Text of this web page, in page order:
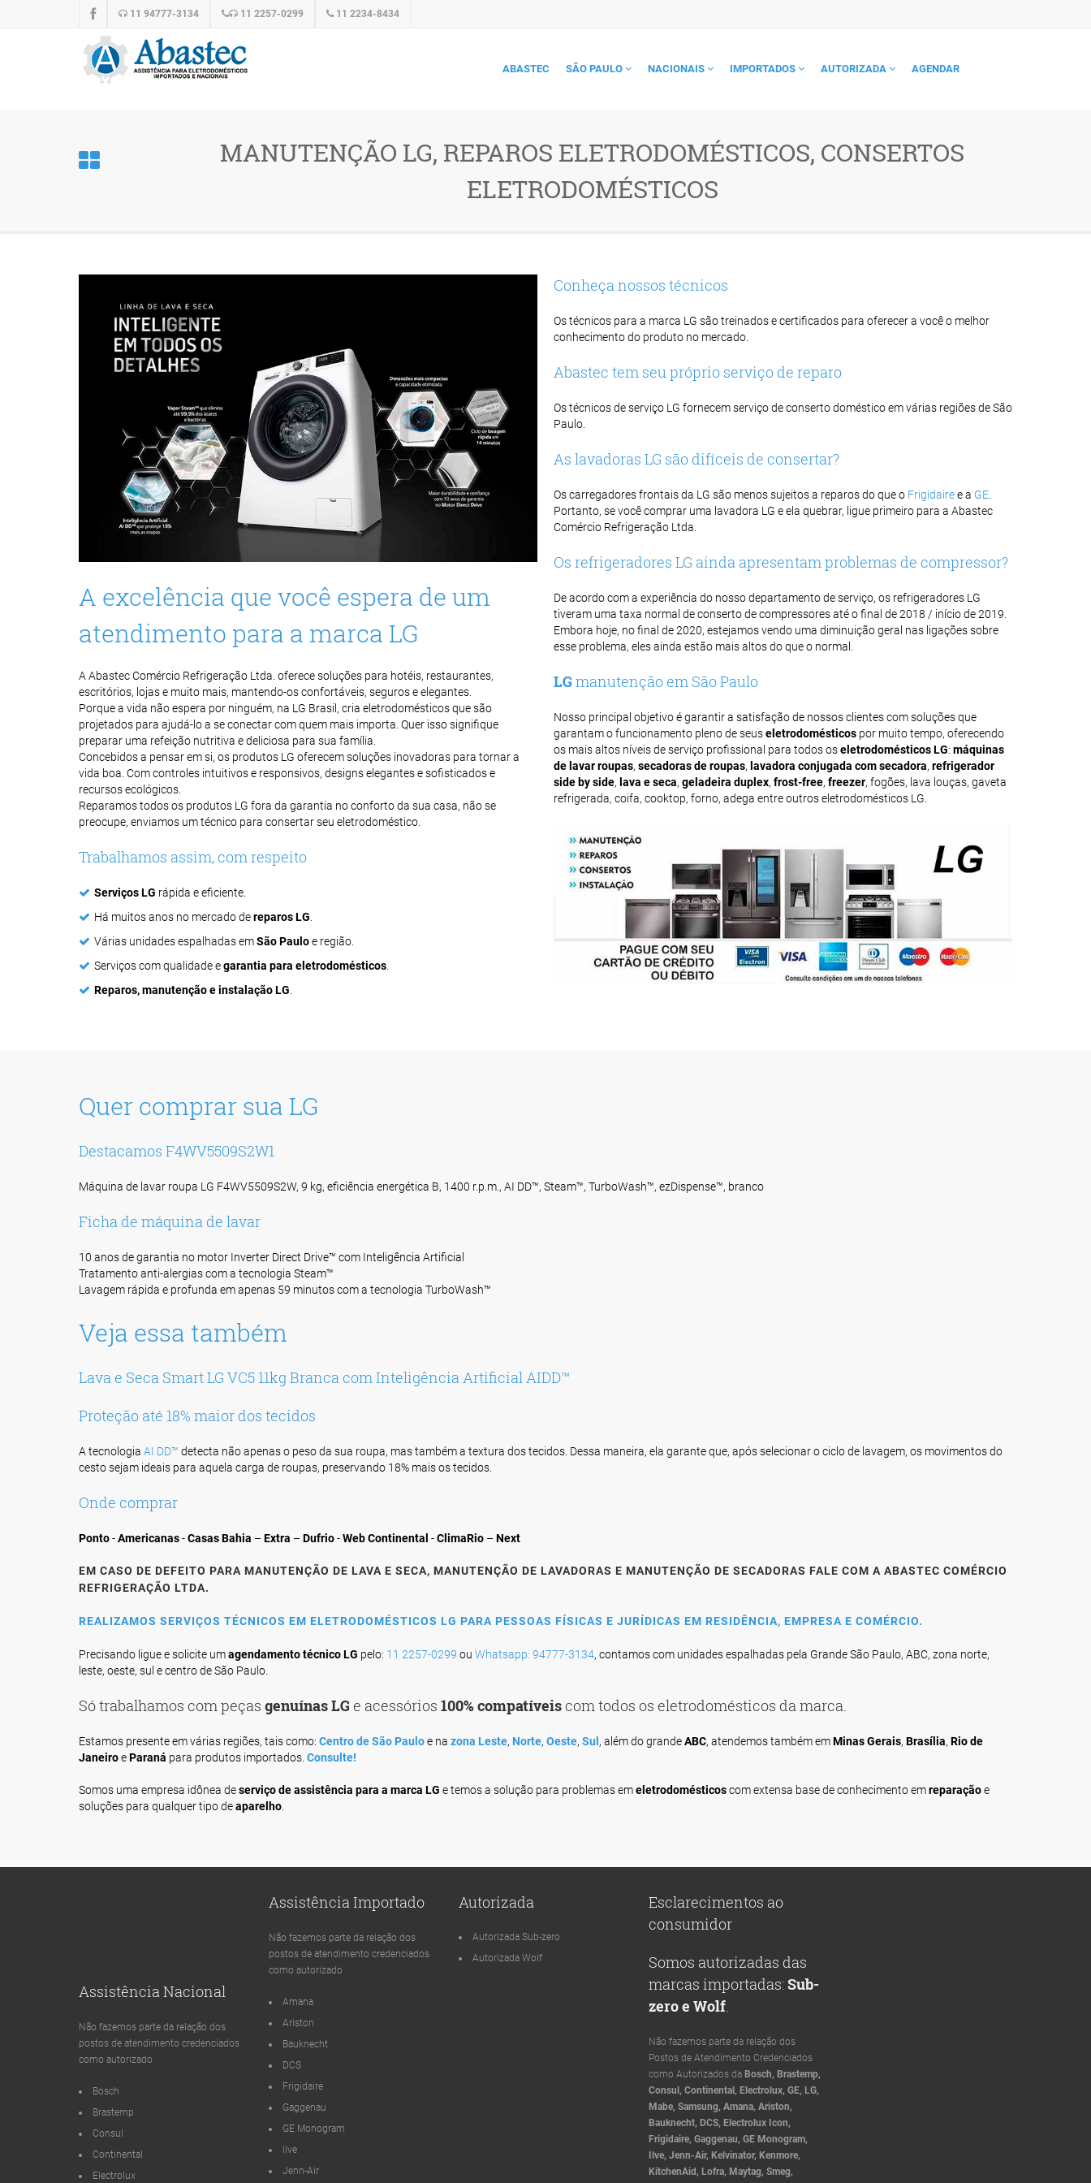
11 94777-3134 11 2257-0299 11 2234-8434
ABASTEC SÃO PAULO NACIONAIS IMPORTADOS AUTORIZADA AGENDAR
MANUTENÇÃO LG, REPAROS ELETRODOMÉSTICOS, CONSERTOS
ELETRODOMÉSTICOS
A excelência que você espera de um
atendimento para a marca LG
A Abastec Comércio Refrigeração Ltda. oferece soluções para hotéis, restaurantes,
escritórios, lojas e muito mais, mantendo-os confortáveis, seguros e elegantes.
Porque a vida não espera por ninguém, na LG Brasil, cria eletrodomésticos que são
projetados para ajudá-lo a se conectar com quem mais importa. Quer isso signifique
preparar uma refeição nutritiva e deliciosa para sua família.
Concebidos a pensar em si, os produtos LG oferecem soluções inovadoras para tornar a
vida boa. Com controles intuitivos e responsivos, designs elegantes e sofisticados e
recursos ecológicos.
Reparamos todos os produtos LG fora da garantia no conforto da sua casa, não se
preocupe, enviamos um técnico para consertar seu eletrodoméstico.
Trabalhamos assim, com respeito
Serviços LG rápida e eficiente.
Há muitos anos no mercado dereparos LG
Várias unidades espalhadas emSão Pauloe região.
Serviços com qualidade egarantia para eletrodomésticos
Reparos, manutenção e instalação LG
Conheça nossos técnicos
Os técnicos para a marca LG são treinados e certificados para oferecer a você o melhor
conhecimento do produto no mercado.
Abastec tem seu próprio serviço de reparo
Os técnicos de serviço LG fornecem serviço de conserto doméstico em várias regiões de São
Paulo.
As lavadoras LG são difíceis de consertar?
Os carregadores frontais da LG são menos sujeitos a reparos do que o Frigidairee a GE
Portanto, se você comprar uma lavadora LG e ela quebrar, ligue primeiro para a Abastec
Comércio Refrigeração Ltda.
Os refrigeradores LG ainda apresentam problemas de compressor?
De acordo com a experiência do nosso departamento de serviço, os refrigeradores LG
tiveram uma taxa normal de conserto de compressores até o final de 2018 / início de 2019.
Embora hoje, no final de 2020, estejamos vendo uma diminuição geral nas ligações sobre
esse problema, eles ainda estão mais altos do que o normal.
LG manutenção em São Paulo
Nosso principal objetivo é garantir a satisfação de nossos clientes com soluções que
garantam o funcionamento pleno de seuseletrodomésticos por muito tempo, oferecendo
os mais altos níveis de serviço profissional para todos oseletrodomésticos LG: máquinas
de lavar roupas, secadoras de roupas, lavadora conjugada com secadora, refrigerador
side by side, lava e seca, geladeira duplex, frost-free, freezer, fogões, lava louças, gaveta
refrigerada, coifa, cooktop, forno, adega entre outros eletrodomésticos LG.
Quer comprar sua LG
Destacamos F4WV5509S2W1
Máquina de lavar roupa LG F4WV5509S2W, 9 kg, eficiência energética B, 1400 r.p.m., AI DD™, Steam™, TurboWash™, ezDispense™, branco
Ficha de máquina de lavar
10 anos de garantia no motor Inverter Direct Drive™ com Inteligência Artificial
Tratamento anti-alergias com a tecnologia Steam™
Lavagem rápida e profunda em apenas 59 minutos com a tecnologia TurboWash™
Veja essa também
Lava e Seca Smart LG VC5 11kg Branca com Inteligência Artificial AIDD™
Proteção até 18% maior dos tecidos
A tecnologia AI DD™ detecta não apenas o peso da sua roupa, mas também a textura dos tecidos. Dessa maneira, ela garante que, após selecionar o ciclo de lavagem, os movimentos do
cesto sejam ideais para aquela carga de roupas, preservando 18% mais os tecidos.
Onde comprar
Ponto-Americanas-Casas Bahia – Extra – Dufrio-Web Continental -ClimaRio – Next
EM CASO DE DEFEITO PARA MANUTENÇÃO DE LAVA E SECA, MANUTENÇÃO DE LAVADORAS E MANUTENÇÃO DE SECADORAS FALE COM A ABASTEC COMÉRCIO
REFRIGERAÇÃO LTDA.
REALIZAMOS SERVIÇOS TÉCNICOS EM ELETRODOMÉSTICOS LG PARA PESSOAS FÍSICAS E JURÍDICAS EM RESIDÊNCIA, EMPRESA E COMÉRCIO.
Precisando ligue e solicite umagendamento técnico LG pelo: 11 2257-0299 ou Whatsapp: 94777-3134, contamos com unidades espalhadas pela Grande São Paulo, ABC, zona norte,
leste, oeste, sul e centro de São Paulo.
Só trabalhamos com peças genuínas LG e acessórios 100% compatíveiscom todos os eletrodomésticos da marca.
Estamos presente em várias regiões, tais como: Centro de São Pauloe na zona Leste, Norte, Oeste, Sul , além do grandeABC, atendemos também emMinas Gerais, Brasília, Rio de
JaneiroeParaná para produtos importados. Consulte!
Somos uma empresa idônea deserviço de assistência para a marca LG e temos a solução para problemas emeletrodomésticoscom extensa base de conhecimento emreparaçãoe
soluções para qualquer tipo deaparelho
Assistência Nacional
Não fazemos parte da relação dos
postos de atendimento credenciados
como autorizado
Bosch
Brastemp
Consul
Continental
Electrolux
Assistência Importado
Não fazemos parte da relação dos
postos de atendimento credenciados
como autorizado
Amana
Ariston
Bauknecht
DCS
Frigidaire
Gaggenau
GE Monogram
Ilve
Jenn-Air
Autorizada
Autorizada Sub-zero
Autorizada Wolf
Esclarecimentos ao
consumidor
Somos autorizadas das
marcas importadas: Sub-
zero e Wolf.
Não fazemos parte da relação dos
Postos de Atendimento Credenciados
como Autorizados da Bosch, Brastemp,
Consul, Continental, Electrolux, GE, LG,
Mabe, Samsung, Amana, Ariston,
Bauknecht, DCS, Electrolux Icon,
Frigidaire, Gaggenau, GE Monogram,
Ilve, Jenn-Air, Kelvinator, Kenmore,
KitchenAid, Lofra, Maytag, Smeg,